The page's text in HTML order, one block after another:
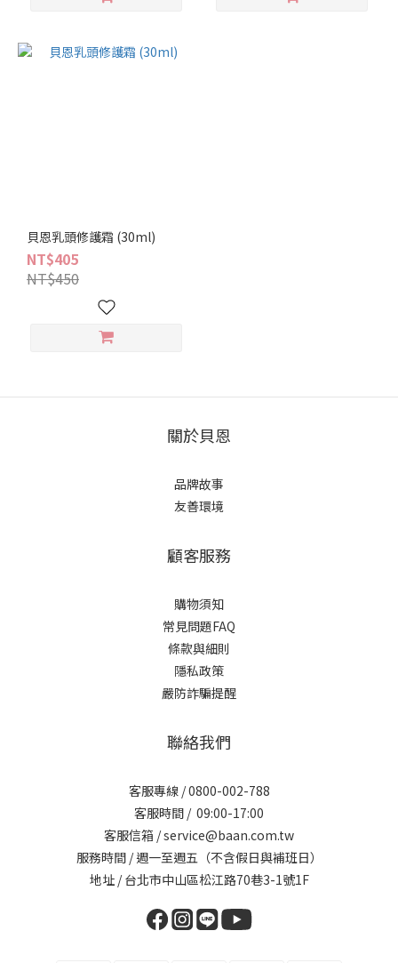
貝恩乳頭修護霜 (30ml)
NT$405
NT$450
關於貝恩
品牌故事
友善環境
顧客服務
購物須知
常見問題FAQ
條款與細則
隱私政策
嚴防詐騙提醒
聯絡我們
客服專線 / 0800-002-788
客服時間 / 09:00-17:00
客服信箱 / service@baan.com.tw
服務時間 / 週一至週五（不含假日與補班日）
地址 / 台北市中山區松江路70巷3-1號1F